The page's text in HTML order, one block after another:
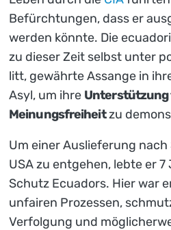
Befürchtungen, dass er
werden könnte. Die
zu dieser Zeit selbst unter
litt, gewährte Assange in
Asyl, um ihre Unterstützung
Meinungsfreiheitzu
Um einer Auslieferung
USA zu entgehen, lebte er
Schutz Ecuadors. Hier war
unfairen Prozessen,
Verfolgung und